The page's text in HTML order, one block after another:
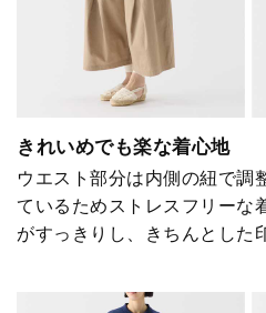
きれいめでも楽な着心地
ウエスト部分は内側の紐で調
ているためストレスフリーな
がすっきりし、きちんとした